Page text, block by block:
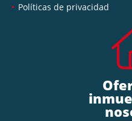
Políticas de privacidad